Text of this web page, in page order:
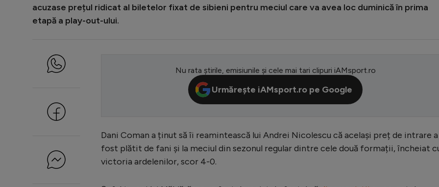
acuzase prețul ridicat al biletelor fixat de sibieni pentru meciul care va avea loc duminică în prima
etapă a play-out-ului.
Nu rata știrile, emisiunile și cele mai tari clipuri iAMsport.ro
Urmărește iAMsport.ro pe Google
Dani Coman a ținut să îi reamintească lui Andrei Nicolescu că același preț de intrare a
fost plătit de fani și la meciul din sezonul regular dintre cele două formații, încheiat
victoria ardelenilor, scor 4-0.